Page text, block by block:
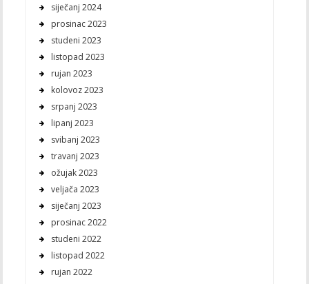
siječanj 2024
prosinac 2023
studeni 2023
listopad 2023
rujan 2023
kolovoz 2023
srpanj 2023
lipanj 2023
svibanj 2023
travanj 2023
ožujak 2023
veljača 2023
siječanj 2023
prosinac 2022
studeni 2022
listopad 2022
rujan 2022